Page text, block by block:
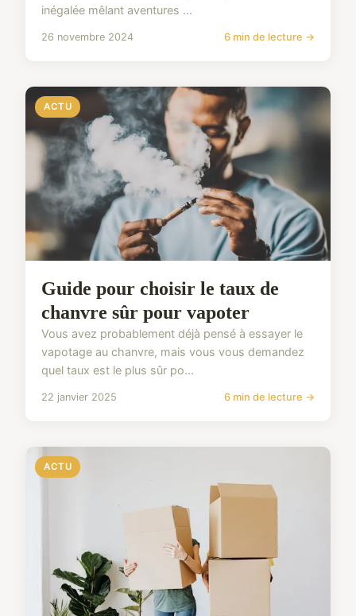
inégalée mêlant aventures ...
26 novembre 2024 6 min de lecture →
ACTU
Guide pour choisir le taux de
chanvre sûr pour vapoter
Vous avez probablement déjà pensé à essayer le
vapotage au chanvre, mais vous vous demandez
quel taux est le plus sûr po...
22 janvier 2025 6 min de lecture →
ACTU